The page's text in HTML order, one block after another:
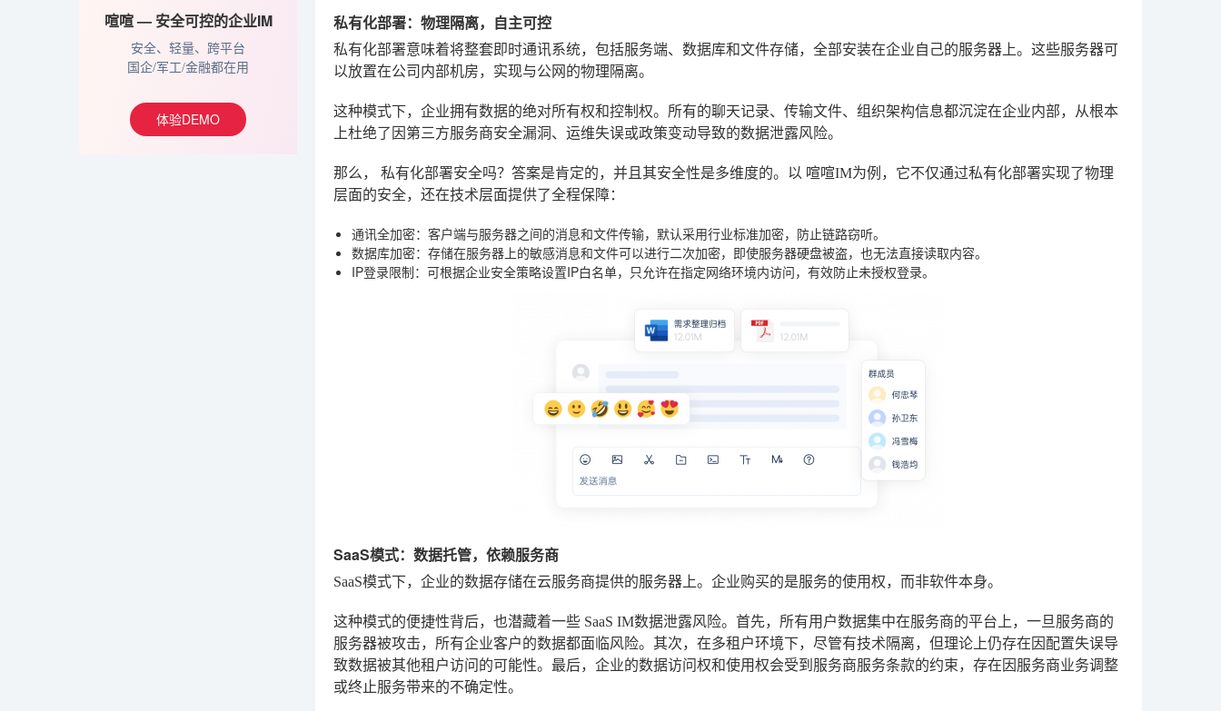
喧喧 — 安全可控的企业IM
安全、轻量、跨平台
国企/军工/金融都在用
体验DEMO
私有化部署：物理隔离，自主可控
私有化部署意味着将整套即时通讯系统，包括服务端、数据库和文件存储，全部安装在企业自己的服务器上。这些服务器可
以放置在公司内部机房，实现与公网的物理隔离。
这种模式下，企业拥有数据的绝对所有权和控制权。所有的聊天记录、传输文件、组织架构信息都沉淀在企业内部，从根本
上杜绝了因第三方服务商安全漏洞、运维失误或政策变动导致的数据泄露风险。
那么， 私有化部署安全吗？答案是肯定的，并且其安全性是多维度的。以 喧喧IM为例，它不仅通过私有化部署实现了物理
层面的安全，还在技术层面提供了全程保障：
通讯全加密：客户端与服务器之间的消息和文件传输，默认采用行业标准加密，防止链路窃听。
数据库加密：存储在服务器上的敏感消息和文件可以进行二次加密，即使服务器硬盘被盗，也无法直接读取内容。
IP登录限制：可根据企业安全策略设置IP白名单，只允许在指定网络环境内访问，有效防止未授权登录。
SaaS模式：数据托管，依赖服务商
SaaS模式下，企业的数据存储在云服务商提供的服务器上。企业购买的是服务的使用权，而非软件本身。
这种模式的便捷性背后，也潜藏着一些 SaaS IM数据泄露风险。首先，所有用户数据集中在服务商的平台上，一旦服务商的
服务器被攻击，所有企业客户的数据都面临风险。其次，在多租户环境下，尽管有技术隔离，但理论上仍存在因配置失误导
致数据被其他租户访问的可能性。最后，企业的数据访问权和使用权会受到服务商服务条款的约束，存在因服务商业务调整
或终止服务带来的不确定性。